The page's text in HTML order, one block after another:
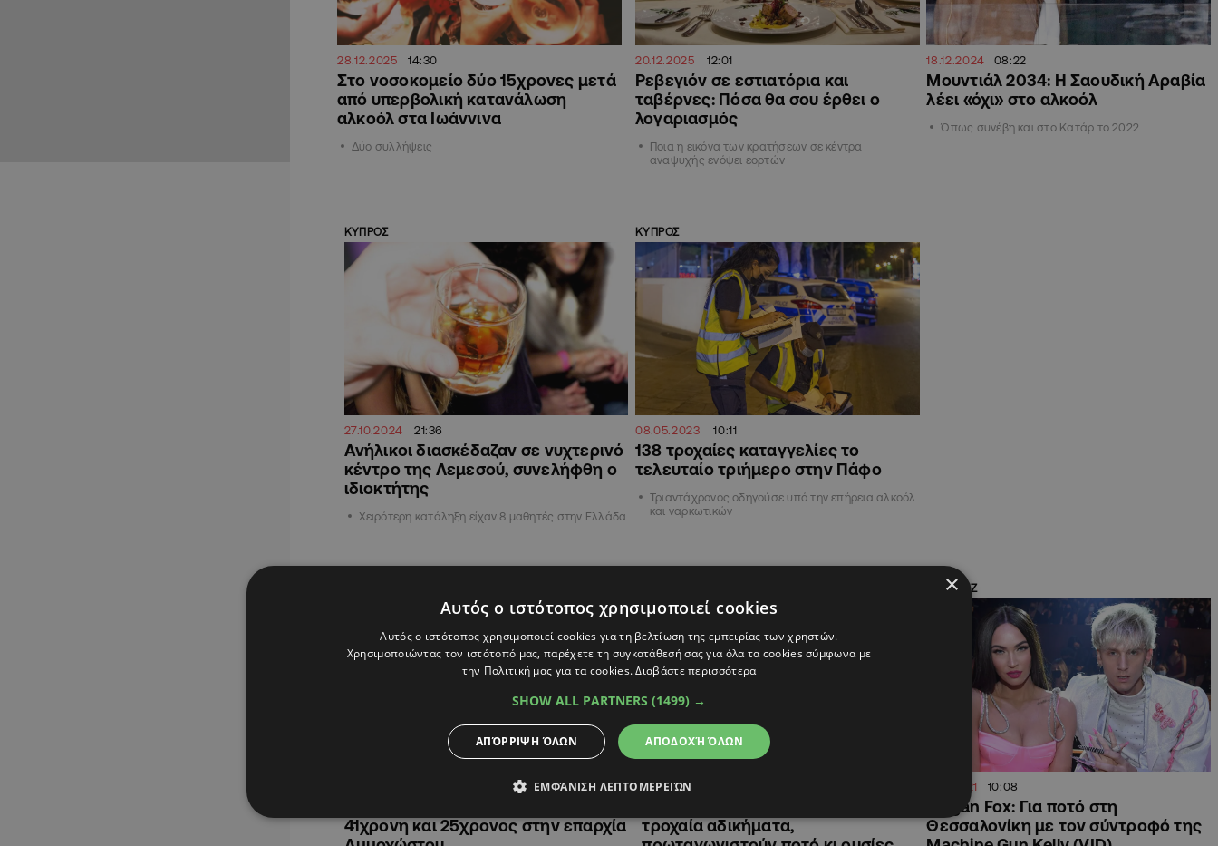
28.12.2025 14:30
Στο νοσοκομείο δύο 15χρονες μετά
από υπερβολική κατανάλωση
αλκοόλ στα Ιωάννινα
Δύο συλλήψεις
20.12.2025 12:01
Ρεβεγιόν σε εστιατόρια και
ταβέρνες: Πόσα θα σου έρθει ο
λογαριασμός
Ποια η εικόνα των κρατήσεων σε κέντρα
αναψυχής ενόψει εορτών
18.12.2024 08:22
Μουντιάλ 2034: Η Σαουδική Αραβία
λέει «όχι» στο αλκοόλ
Όπως συνέβη και στο Κατάρ το 2022
ΚΥΠΡΟΣ
27.10.2024 21:36
Ανήλικοι διασκέδαζαν σε νυχτερινό
κέντρο της Λεμεσού, συνελήφθη ο
ιδιοκτήτης
Χειρότερη κατάληξη είχαν 8 μαθητές στην Ελλάδα
ΚΥΠΡΟΣ
08.05.2023 10:11
138 τροχαίες καταγγελίες το
τελευταίο τριήμερο στην Πάφο
Τριαντάχρονος οδηγούσε υπό την επήρεια αλκοόλ
και ναρκωτικών
41χρονη και 25χρονος στην επαρχία
10.09.2022
τροχαία αδικήματα,
SHOWBIZ
21.11.2021 10:08
Megan Fox: Για ποτό στη
Θεσσαλονίκη με τον σύντροφό της
×
Αυτός ο ιστότοπος χρησιμοποιεί cookies
Αυτός ο ιστότοπος χρησιμοποιεί cookies για τη βελτίωση της εμπειρίας των χρηστών.
Χρησιμοποιώντας τον ιστότοπό μας, παρέχετε τη συγκατάθεσή σας για όλα τα cookies σύμφωνα με
την Πολιτική μας για τα cookies.Διαβάστε περισσότερα
SHOW ALL PARTNERS (1499) →
ΑΠΟΔΟΧΉ ΌΛΩΝ
ΑΠΌΡΡΙΨΗ ΌΛΩΝ
ΕΜΦΆΝΙΣΗ ΛΕΠΤΟΜΕΡΕΙΏΝ